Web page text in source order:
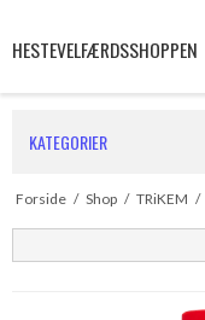
HESTEVELFÆRDSSHOPPEN
KATEGORIER
Forside / Shop / TRiKEM /